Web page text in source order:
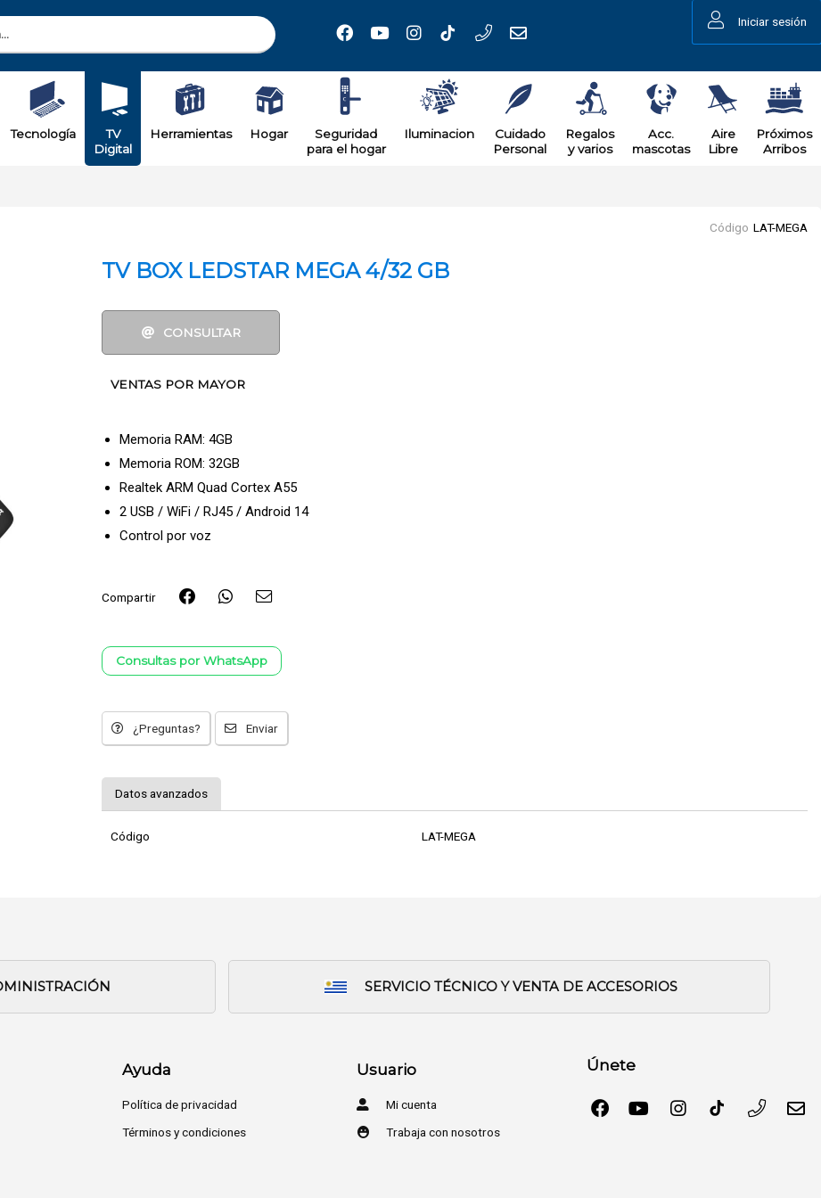
Iniciar sesión
Tecnología
TV
Digital
Herramientas Hogar
Seguridad
para el hogar
Iluminacion
Cuidado
Personal
Regalos
y varios
Acc.
mascotas
Aire
Libre
Próximos
Arribos
Código LAT-MEGA
TV BOX LEDSTAR MEGA 4/32 GB
CONSULTAR
VENTAS POR MAYOR
Memoria RAM: 4GB
Memoria ROM: 32GB
Realtek ARM Quad Cortex A55
2 USB / WiFi / RJ45 / Android 14
Control por voz
Compartir
Consultas por WhatsApp
¿Preguntas? Enviar
Datos avanzados
Código LAT-MEGA
SERVICIO TÉCNICO Y VENTA DE ACCESORIOS
Ayuda
Política de privacidad
Términos y condiciones
Usuario
Mi cuenta
Trabaja con nosotros
Únete